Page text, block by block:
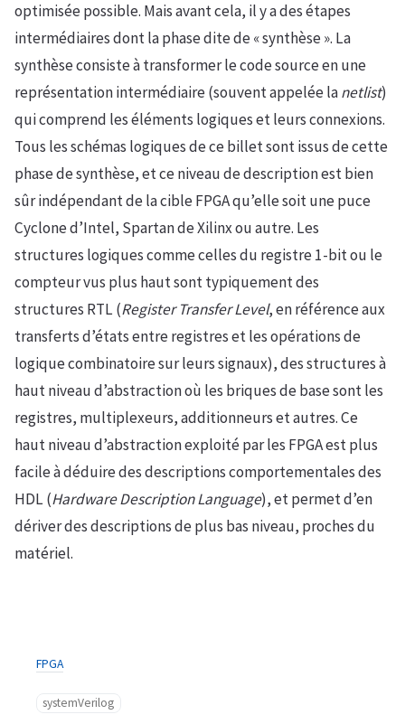
optimisée possible. Mais avant cela, il y a des étapes
intermédiaires dont la phase dite de « synthèse ». La
synthèse consiste à transformer le code source en une
représentation intermédiaire (souvent appelée lanetlist)
qui comprend les éléments logiques et leurs connexions.
Tous les schémas logiques de ce billet sont issus de cette
phase de synthèse, et ce niveau de description est bien
sûr indépendant de la cible FPGA qu’elle soit une puce
Cyclone d’Intel, Spartan de Xilinx ou autre. Les
structures logiques comme celles du registre 1-bit ou le
compteur vus plus haut sont typiquement des
structures RTL (Register Transfer Level, en référence aux
transferts d’états entre registres et les opérations de
logique combinatoire sur leurs signaux), des structures à
haut niveau d’abstraction où les briques de base sont les
registres, multiplexeurs, additionneurs et autres. Ce
haut niveau d’abstraction exploité par les FPGA est plus
facile à déduire des descriptions comportementales des
HDL (Hardware Description Language), et permet d’en
dériver des descriptions de plus bas niveau, proches du
matériel.
FPGA
systemVerilog